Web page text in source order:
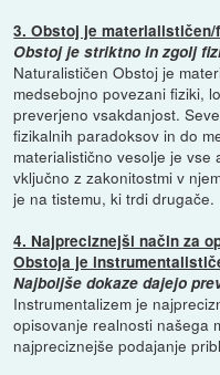
3. Obstoj je
Obstoj je striktno in zgolj
Naturalističen Obstoj je
medsebojno povezani fiziki,
preverjeno vsakdanjost.
fizikalnih paradoksov in do
materialistično vesolje je
vključno z zakonitostmi v
je na tistemu, ki trdi drugače.
4. Najpreciznejši način za
Obstoja je
Najboljše dokaze dajejo
Instrumentalizem je
opisovanje realnosti našega
najpreciznejše podajanje